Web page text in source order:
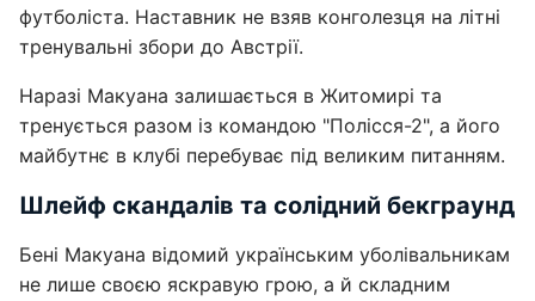
футболіста. Наставник не взяв конголезця на літні
тренувальні збори до Австрії.
Наразі Макуана залишається в Житомирі та
тренується разом із командою "Полісся-2", а його
майбутнє в клубі перебуває під великим питанням.
Шлейф скандалів та солідний бекграунд
Бені Макуана відомий українським уболівальникам
не лише своєю яскравую грою, а й складним